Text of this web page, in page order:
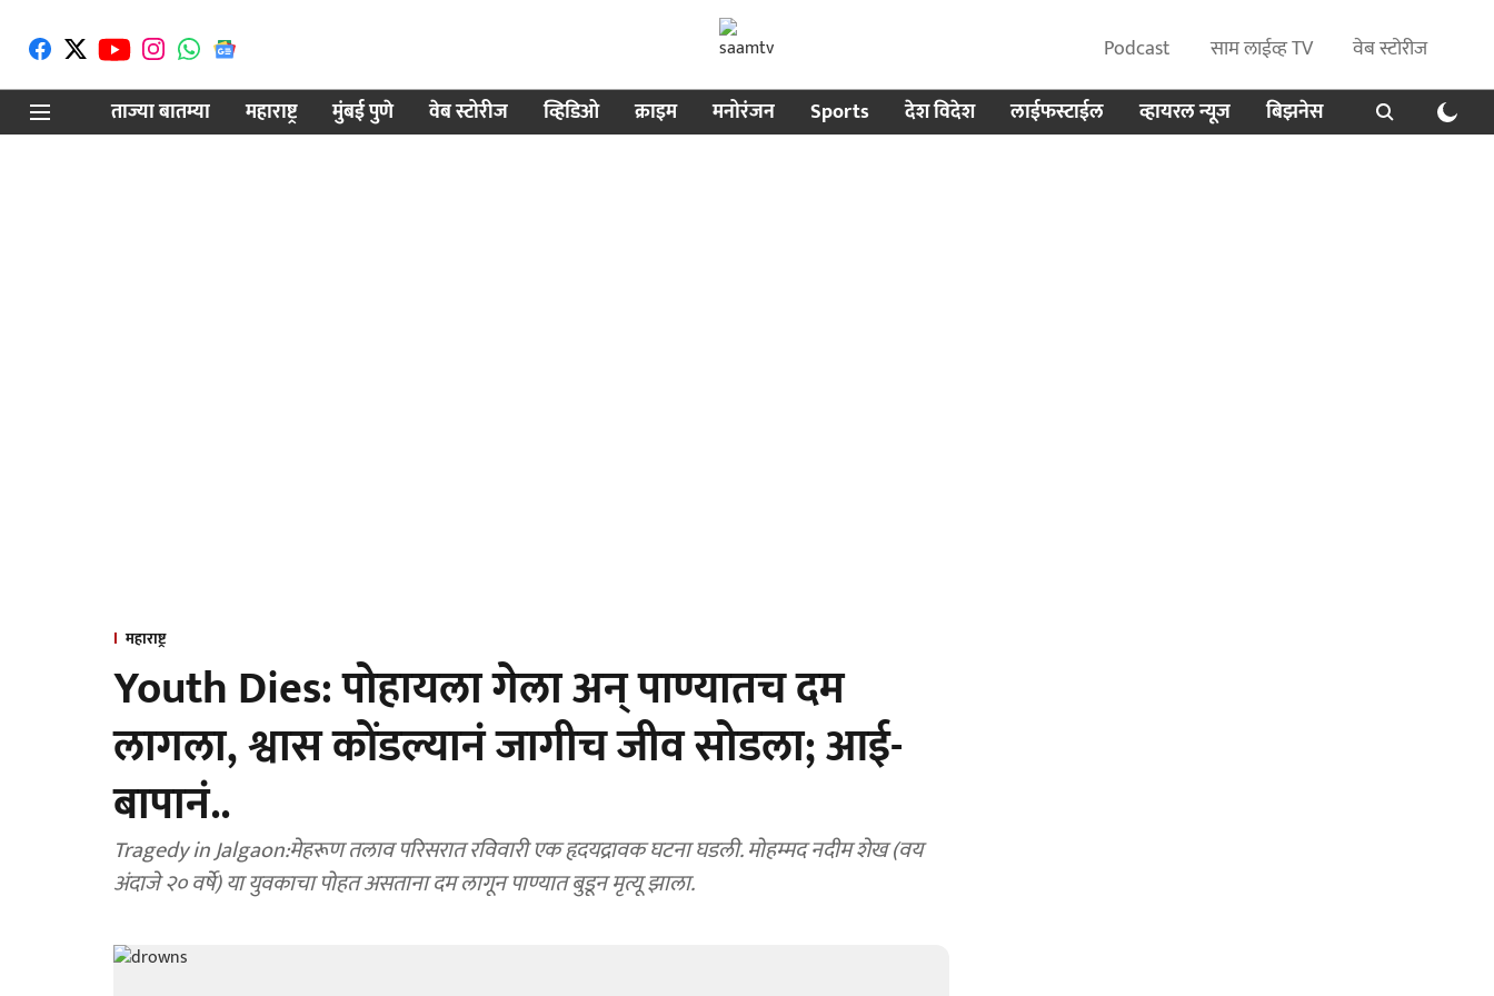
Podcast साम लाईव्ह TV
वेब स्टोरीज
ताज्या बातम्या
महाराष्ट्र मुंबई पुणे वेब स्टोरीज व्हिडिओ क्राइम मनोरंजन Sports देश विदेश लाईफस्टाईल व्हायरल न्यूज बिझनेस
महाराष्ट्र
Youth Dies: पोहायला गेला अन् पाण्यातच दम
लागला, श्वास कोंडल्यानं जागीच जीव सोडला; आई-
बापानं..
Tragedy in Jalgaon:मेहरूण तलाव परिसरात रविवारी एक हृदयद्रावक घटना घडली. मोहम्मद नदीम शेख (वय
अंदाजे २० वर्षे) या युवकाचा पोहत असताना दम लागून पाण्यात बुडून मृत्यू झाला.